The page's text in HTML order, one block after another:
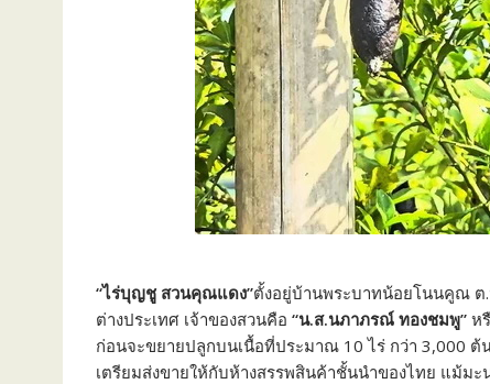
“ไร่บุญชู สวนคุณแดง”ตั้งอยู่บ้านพระบาทน้อยโนนคูณ ต.
ต่างประเทศ เจ้าของสวนคือ “น.ส.นภาภรณ์ ทองชมพู” ห
ก่อนจะขยายปลูกบนเนื้อที่ประมาณ 10 ไร่ กว่า 3,000
เตรียมส่งขายให้กับห้างสรรพสินค้าชั้นนำของไทย แม้ม